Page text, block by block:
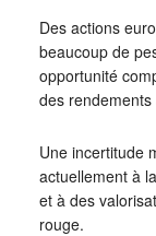
Des actions
beaucoup de
opportunité
des
Une incertitude
actuellement à
et à des
rouge.